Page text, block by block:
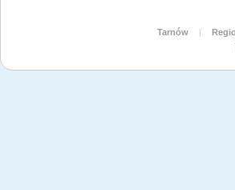
Tarnów |